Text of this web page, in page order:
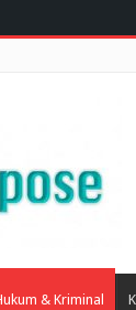
& Kriminal